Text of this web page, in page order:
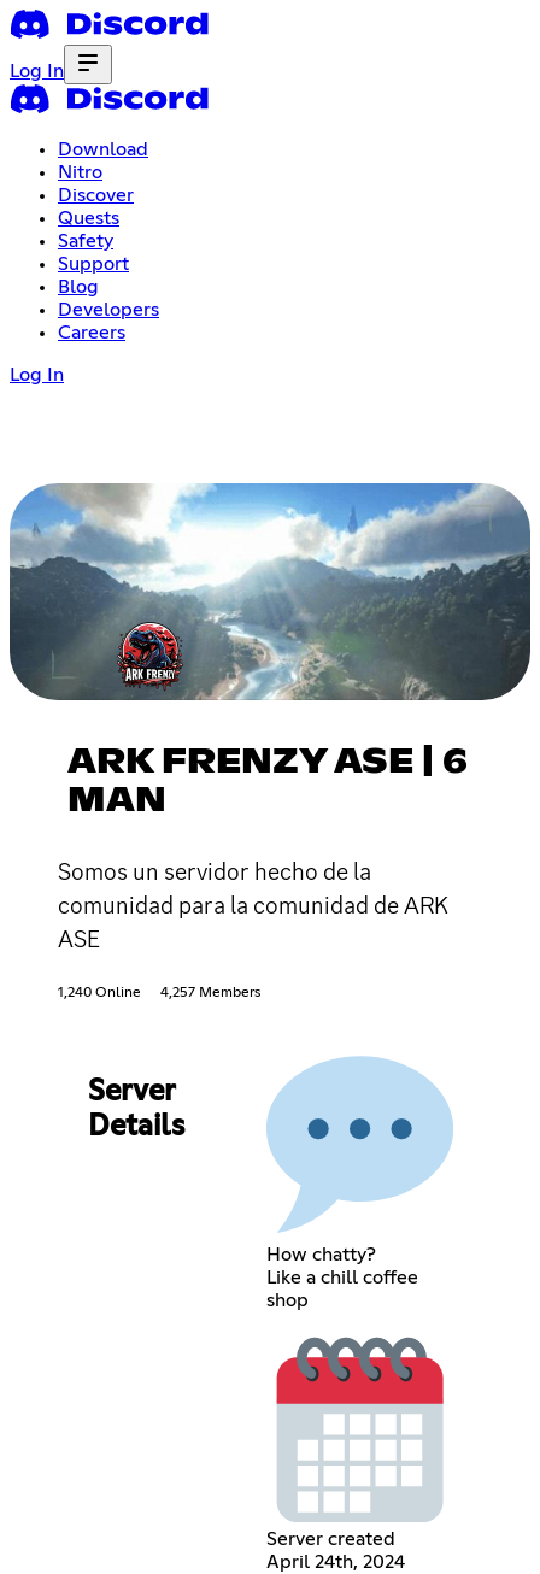
Log In
Download
Nitro
Discover
Quests
Safety
Support
Blog
Developers
Careers
Log In
ARK FRENZY ASE | 6
MAN
Somos un servidor hecho de la
comunidad para la comunidad de ARK
ASE
1,240 Online 4,257 Members
Server
Details
How chatty?
Like a chill coffee
shop
Server created
April 24th, 2024